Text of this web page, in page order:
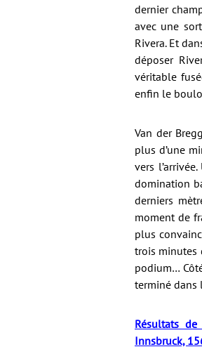
dernier
avec une
Rivera. Et
déposer
véritable
enfin le
Van der
plus d’une
vers
domination
derniers
moment de
plus
trois minutes
podium…
terminé dans
Résultats
Innsbruck,